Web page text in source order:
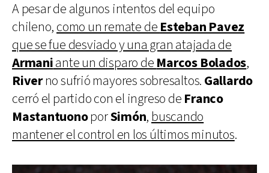
A pesar de algunos intentos del equipo
chileno, como un remate de Esteban Pavez
que se fue desviado y una gran atajada de
Armaniante un disparo de Marcos Bolados,
Riverno sufrió mayores sobresaltos. Gallardo
cerró el partido con el ingreso de Franco
MastantuonoporSimón, buscando
mantener el control en los últimos minutos.